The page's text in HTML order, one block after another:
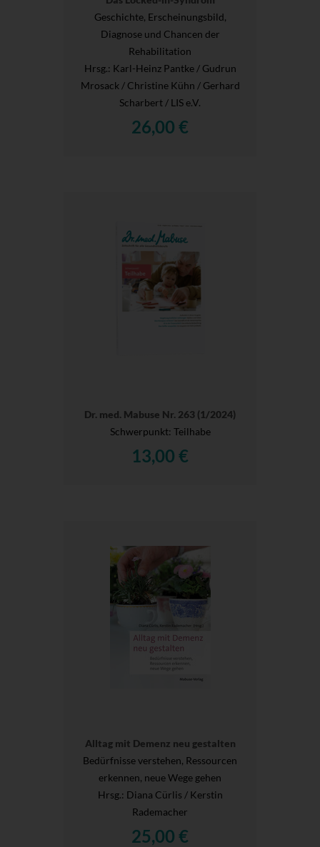
Geschichte, Erscheinungsbild,
Diagnose und Chancen der
Rehabilitation
Hrsg.: Karl-Heinz Pantke / Gudrun
Mrosack / Christine Kühn / Gerhard
Scharbert / LIS e.V.
26,00 €
Dr. med. Mabuse Nr. 263 (1/2024)
Schwerpunkt: Teilhabe
13,00 €
Alltag mit Demenz neu gestalten
Bedürfnisse verstehen, Ressourcen
erkennen, neue Wege gehen
Hrsg.: Diana Cürlis / Kerstin
Rademacher
25,00 €